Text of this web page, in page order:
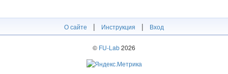
О сайте | Инструкция | Вход
© FU-Lab2026